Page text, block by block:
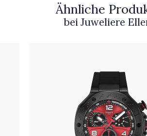
Ähnliche
bei Juweliere